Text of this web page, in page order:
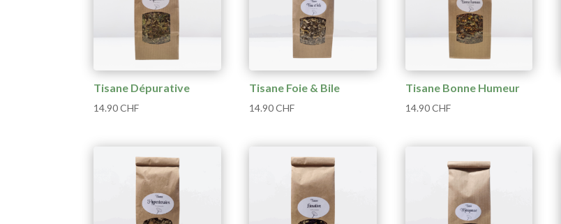
Tisane Dépurative
14.90CHF
Tisane Foie & Bile
14.90CHF
Tisane Bonne Humeur
14.90CHF